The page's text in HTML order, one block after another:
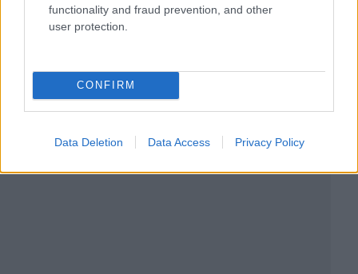
functionality and fraud prevention, and other
user protection.
CONFIRM
Data Deletion Data Access Privacy Policy